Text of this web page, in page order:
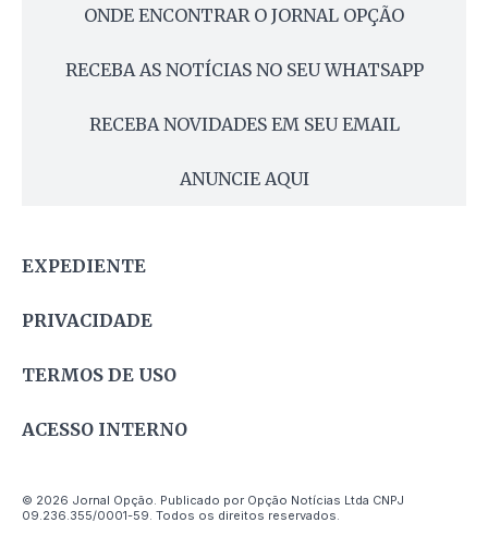
ONDE ENCONTRAR O JORNAL OPÇÃO
RECEBA AS NOTÍCIAS NO SEU WHATSAPP
RECEBA NOVIDADES EM SEU EMAIL
ANUNCIE AQUI
EXPEDIENTE
PRIVACIDADE
TERMOS DE USO
ACESSO INTERNO
© 2026 Jornal Opção. Publicado por Opção Notícias Ltda CNPJ
09.236.355/0001-59. Todos os direitos reservados.